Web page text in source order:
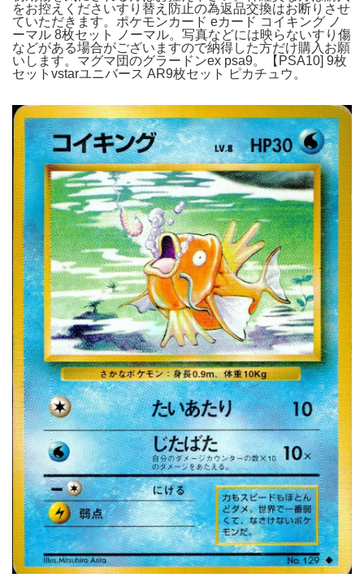
をお控えくださいすり替え防止の為返品交換はお断りさせ
ていただきます。ポケモンカード eカード コイキング ノ
ーマル 8枚セット ノーマル。写真などには映らないすり傷
などがある場合がございますので納得した方だけ購入お願
いします。マグマ団のグラードンex psa9。【PSA10] 9枚
セットvstarユニバース AR9枚セット ピカチュウ。